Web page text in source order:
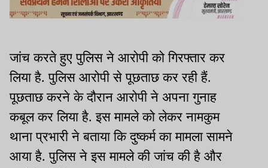
जांच करते हुए पुलिस ने आरोपी को गिरफ्तार कर
लिया है. पुलिस आरोपी से पूछताछ कर रही हैं.
पूछताछ करने के दौरान आरोपी ने अपना गुनाह
कबूल कर लिया है. इस मामले को लेकर नामकुम
थाना प्रभारी ने बताया कि दुष्कर्म का मामला सामने
आया है. पुलिस ने इस मामले की जांच की है और